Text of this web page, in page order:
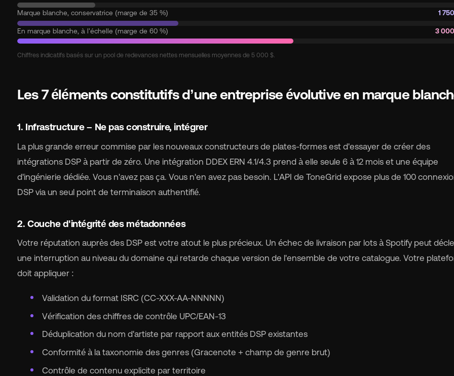
Marque blanche, conservatrice (marge de 35 %) 1
En marque blanche, à l'échelle (marge de 60 %) 3
Chiffres indicatifs basés sur un pool de redevances nettes mensuelles moyennes de 5 000 $.
Les 7 éléments constitutifs d’une entreprise évolutive en marque
1. Infrastructure – Ne pas construire, intégrer
La plus grande erreur commise par les nouveaux constructeurs de plates-formes est d'essayer de créer des
intégrations DSP à partir de zéro. Une intégration DDEX ERN 4.1/4.3 prend à elle seule 6 à 12 mois et une équipe
d'ingénierie dédiée. Vous n'avez pas ça. Vous n'en avez pas besoin. L'API de ToneGrid expose plus de 100
DSP via un seul point de terminaison authentifié.
2. Couche d'intégrité des métadonnées
Votre réputation auprès des DSP est votre atout le plus précieux. Un échec de livraison par lots à Spotify peut
une interruption au niveau du domaine qui retarde chaque version de l'ensemble de votre catalogue. Votre
doit appliquer :
Validation du format ISRC (CC-XXX-AA-NNNNN)
Vérification des chiffres de contrôle UPC/EAN-13
Déduplication du nom d'artiste par rapport aux entités DSP existantes
Conformité à la taxonomie des genres (Gracenote + champ de genre brut)
Contrôle de contenu explicite par territoire